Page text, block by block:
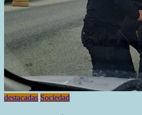
destacadas Sociedad